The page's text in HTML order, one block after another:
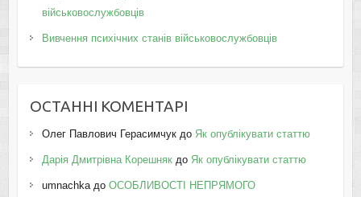
військовослужбовців
Вивчення психічних станів військовослужбовців
ОСТАННІ КОМЕНТАРІ
Олег Павлович Герасимчукдо Як опублікувати статтю
Дарія Дмитрівна Корешнякдо Як опублікувати статтю
umnachkaдо ОСОБЛИВОСТІ НЕПРЯМОГО